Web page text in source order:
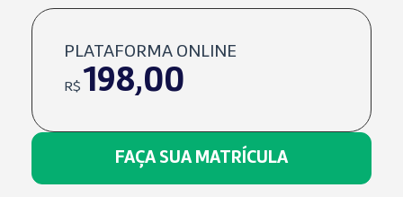
PLATAFORMA ONLINE
R$ 198,00
FAÇA SUA MATRÍCULA